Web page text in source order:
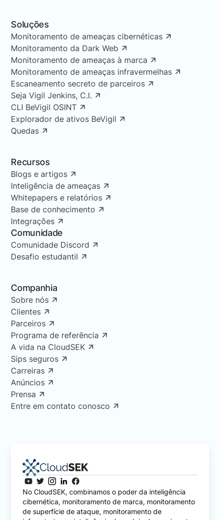
Soluções
Monitoramento de ameaças cibernéticas
Monitoramento da Dark Web
Monitoramento de ameaças à marca
Monitoramento de ameaças infravermelhas
Escaneamento secreto de parceiros
Seja Vigil Jenkins, C.I.
CLI BeVigil OSINT
Explorador de ativos BeVigil
Quedas
Recursos
Blogs e artigos
Inteligência de ameaças
Whitepapers e relatórios
Base de conhecimento
Integrações
Comunidade
Comunidade Discord
Desafio estudantil
Companhia
Sobre nós
Clientes
Parceiros
Programa de referência
A vida na CloudSEK
Sips seguros
Carreiras
Anúncios
Prensa
Entre em contato conosco
No CloudSEK, combinamos o poder da inteligência
cibernética, monitoramento de marca, monitoramento
de superfície de ataque, monitoramento de